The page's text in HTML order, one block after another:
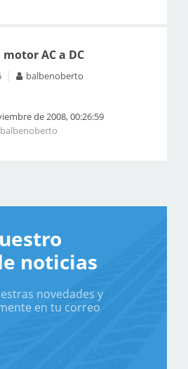
AC a DC
balbenoberto
de 2008, 00:26:59
balbenoberto
noticias
novedades y
en tu correo